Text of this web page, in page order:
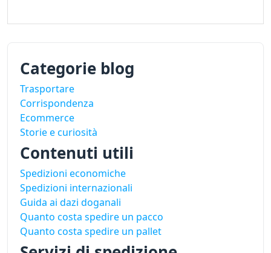
Categorie blog
Trasportare
Corrispondenza
Ecommerce
Storie e curiosità
Contenuti utili
Spedizioni economiche
Spedizioni internazionali
Guida ai dazi doganali
Quanto costa spedire un pacco
Quanto costa spedire un pallet